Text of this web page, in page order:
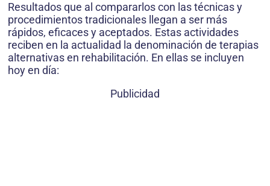
Resultados que al compararlos con las técnicas y
procedimientos tradicionales llegan a ser más
rápidos, eficaces y aceptados. Estas actividades
reciben en la actualidad la denominación de terapias
alternativas en rehabilitación. En ellas se incluyen
hoy en día:
Publicidad